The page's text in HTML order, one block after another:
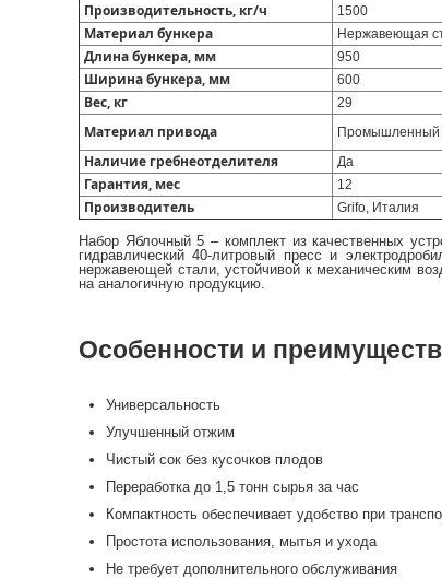
Производительность, кг/ч 1500
Материал бункера Нержавеющая
Длина бункера, мм 950
Ширина бункера, мм 600
Вес, кг 29
Материал привода Промышленный
Наличие гребнеотделителя Да
Гарантия, мес 12
Производитель Grifo, Италия
Набор Яблочный 5 – комплект из качественных
гидравлический 40-литровый пресс и
нержавеющей стали, устойчивой к механическим
на аналогичную продукцию.
Особенности и
Универсальность
Улучшенный отжим
Чистый сок без кусочков плодов
Переработка до 1,5 тонн сырья за час
Компактность обеспечивает удобство при
Простота использования, мытья и ухода
Не требует дополнительного обслуживания